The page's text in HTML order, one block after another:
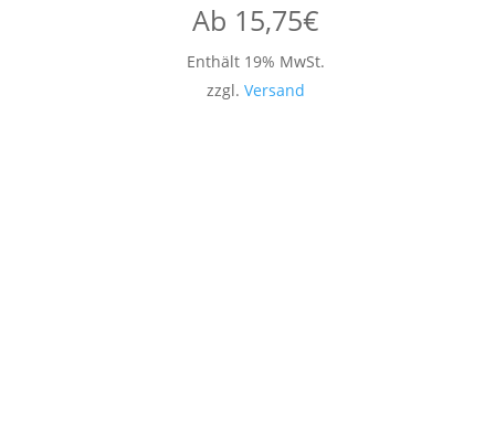
Ab 15,75€
Enthält 19% MwSt.
zzgl. Versand